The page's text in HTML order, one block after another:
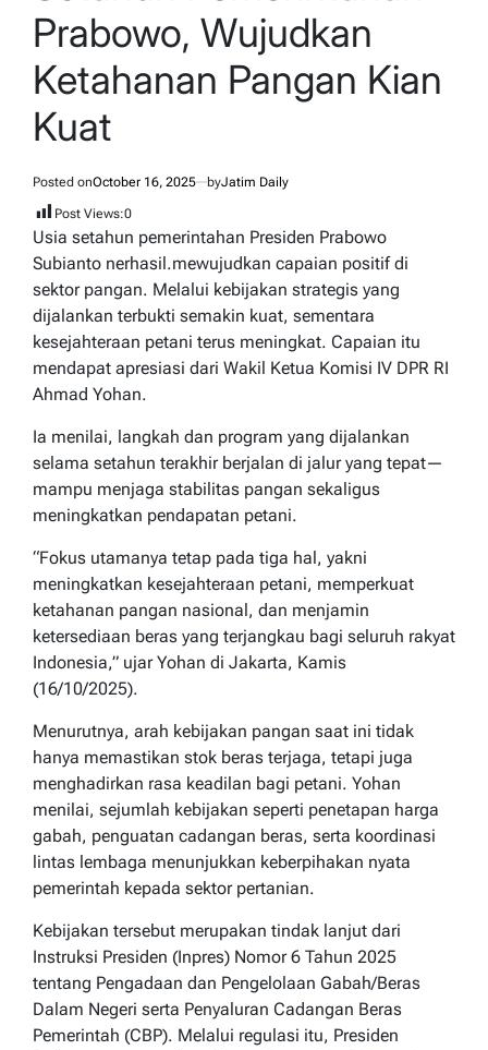
Prabowo, Wujudkan
Ketahanan Pangan Kian
Kuat
Posted onOctober 16, 2025 byJatim Daily
Post Views:0
Usia setahun pemerintahan Presiden Prabowo
Subianto nerhasil.mewujudkan capaian positif di
sektor pangan. Melalui kebijakan strategis yang
dijalankan terbukti semakin kuat, sementara
kesejahteraan petani terus meningkat. Capaian itu
mendapat apresiasi dari Wakil Ketua Komisi IV DPR RI
Ahmad Yohan.
Ia menilai, langkah dan program yang dijalankan
selama setahun terakhir berjalan di jalur yang tepat—
mampu menjaga stabilitas pangan sekaligus
meningkatkan pendapatan petani.
“Fokus utamanya tetap pada tiga hal, yakni
meningkatkan kesejahteraan petani, memperkuat
ketahanan pangan nasional, dan menjamin
ketersediaan beras yang terjangkau bagi seluruh rakyat
Indonesia,” ujar Yohan di Jakarta, Kamis
(16/10/2025).
Menurutnya, arah kebijakan pangan saat ini tidak
hanya memastikan stok beras terjaga, tetapi juga
menghadirkan rasa keadilan bagi petani. Yohan
menilai, sejumlah kebijakan seperti penetapan harga
gabah, penguatan cadangan beras, serta koordinasi
lintas lembaga menunjukkan keberpihakan nyata
pemerintah kepada sektor pertanian.
Kebijakan tersebut merupakan tindak lanjut dari
Instruksi Presiden (Inpres) Nomor 6 Tahun 2025
tentang Pengadaan dan Pengelolaan Gabah/Beras
Dalam Negeri serta Penyaluran Cadangan Beras
Pemerintah (CBP). Melalui regulasi itu, Presiden